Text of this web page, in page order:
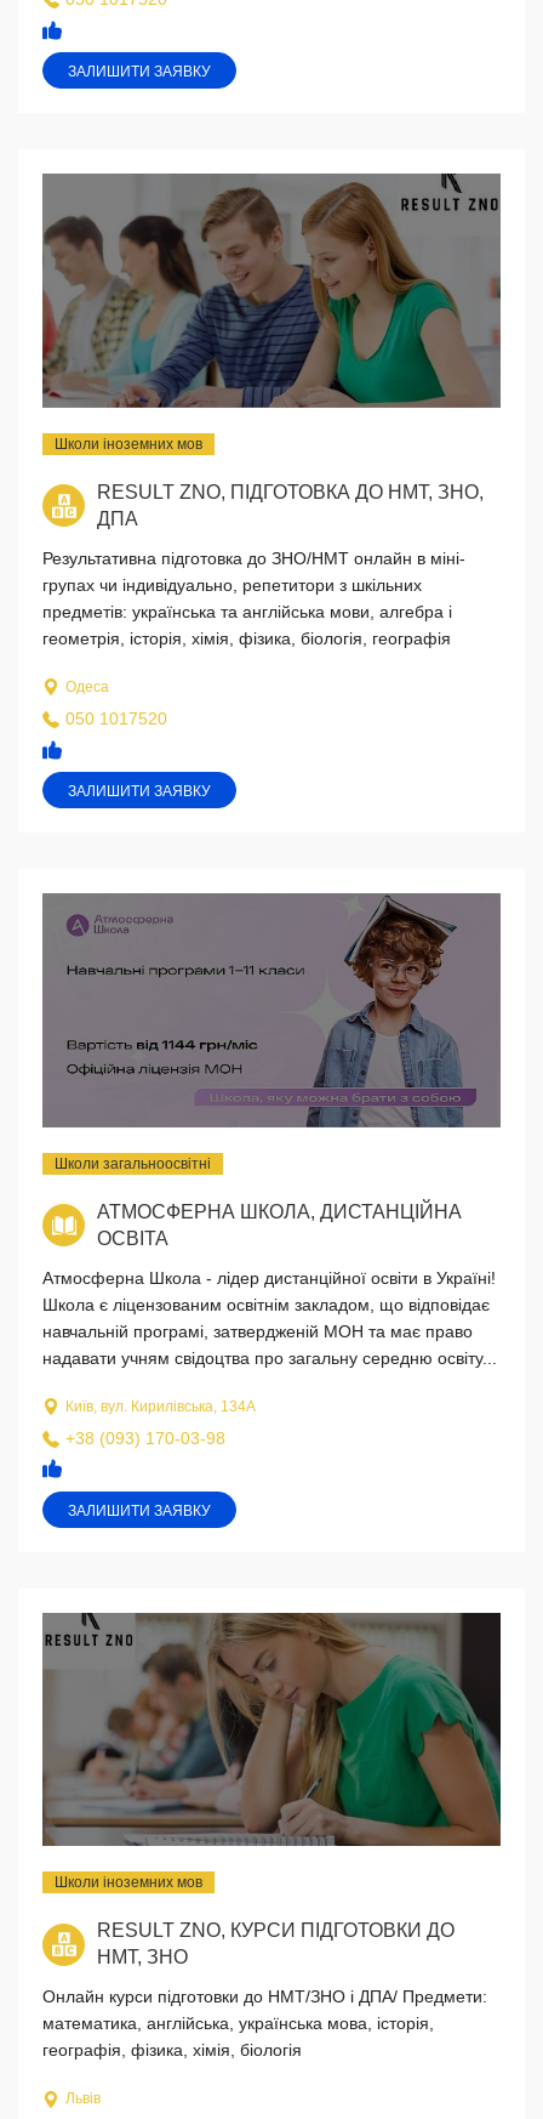
ЗАЛИШИТИ ЗАЯВКУ
Школи іноземних мов
RESULT ZNO, ПІДГОТОВКА ДО НМТ, ЗНО,
ДПА
Результативна підготовка до ЗНО/НМТ онлайн в міні-
групах чи індивідуально, репетитори з шкільних
предметів: українська та англійська мови, алгебра і
геометрія, історія, хімія, фізика, біологія, географія
Одеса
050 1017520
ЗАЛИШИТИ ЗАЯВКУ
Школи загальноосвітні
АТМОСФЕРНА ШКОЛА, ДИСТАНЦІЙНА
ОСВІТА
Атмосферна Школа - лідер дистанційної освіти в Україні!
Школа є ліцензованим освітнім закладом, що відповідає
навчальній програмі, затвердженій МОН та має право
надавати учням свідоцтва про загальну середню освіту...
Київ, вул. Кирилівська, 134А
+38 (093) 170-03-98
ЗАЛИШИТИ ЗАЯВКУ
Школи іноземних мов
RESULT ZNO, КУРСИ ПІДГОТОВКИ ДО
НМТ, ЗНО
Онлайн курси підготовки до НМТ/ЗНО і ДПА/ Предмети:
математика, англійська, українська мова, історія,
географія, фізика, хімія, біологія
Львів